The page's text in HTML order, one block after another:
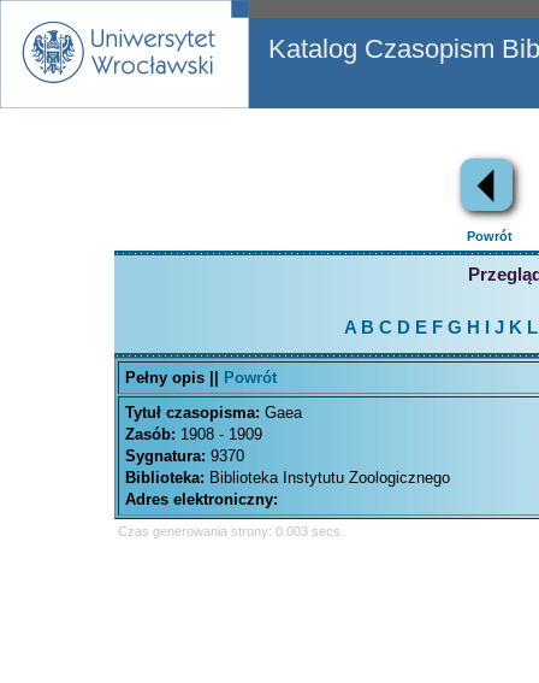
Katalog Czasopism
Powrót
A B C D EFG H J K L
Pełny opis ||
Powrót
Tytuł czasopisma: Gaea
Zasób: 1908 - 1909
Sygnatura: 9370
Biblioteka: Biblioteka Instytutu Zoologicznego
Adres elektroniczny:
Czas generowania strony: 0.003 secs.